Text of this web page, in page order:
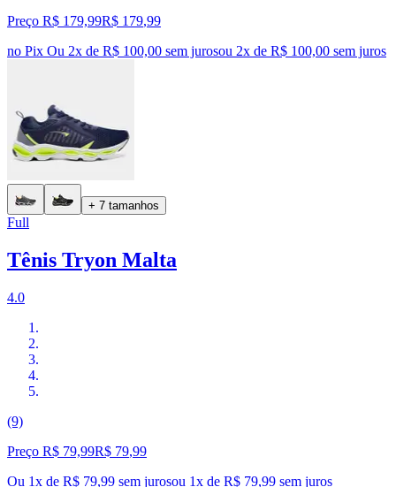
Preço R$ 179,99R$ 179,99
no Pix Ou 2x de R$ 100,00 sem jurosou 2x de R$ 100,00 sem juros
+ 7 tamanhos
Full
Tênis Tryon Malta
4.0
(9)
Preço R$ 79,99R$ 79,99
Ou 1x de R$ 79,99 sem jurosou 1x de R$ 79,99 sem juros